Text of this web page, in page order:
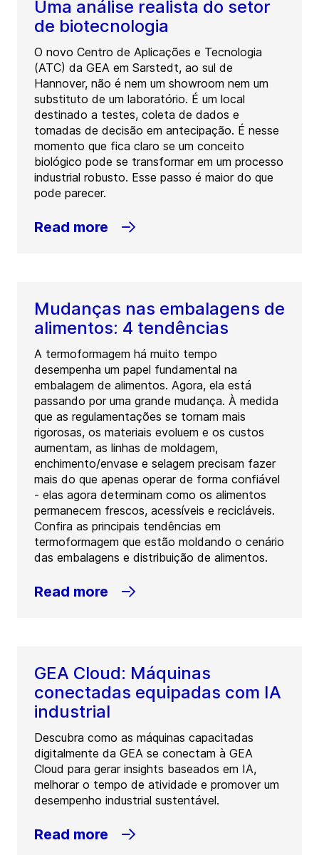
Uma análise realista do setor
de biotecnologia
O novo Centro de Aplicações e Tecnologia
(ATC) da GEA em Sarstedt, ao sul de
Hannover, não é nem um showroom nem um
substituto de um laboratório. É um local
destinado a testes, coleta de dados e
tomadas de decisão em antecipação. É nesse
momento que fica claro se um conceito
biológico pode se transformar em um processo
industrial robusto. Esse passo é maior do que
pode parecer.
Read more
Mudanças nas embalagens de
alimentos: 4 tendências
A termoformagem há muito tempo
desempenha um papel fundamental na
embalagem de alimentos. Agora, ela está
passando por uma grande mudança. À medida
que as regulamentações se tornam mais
rigorosas, os materiais evoluem e os custos
aumentam, as linhas de moldagem,
enchimento/envase e selagem precisam fazer
mais do que apenas operar de forma confiável
- elas agora determinam como os alimentos
permanecem frescos, acessíveis e recicláveis.
Confira as principais tendências em
termoformagem que estão moldando o cenário
das embalagens e distribuição de alimentos.
Read more
GEA Cloud: Máquinas
conectadas equipadas com IA
industrial
Descubra como as máquinas capacitadas
digitalmente da GEA se conectam à GEA
Cloud para gerar insights baseados em IA,
melhorar o tempo de atividade e promover um
desempenho industrial sustentável.
Read more